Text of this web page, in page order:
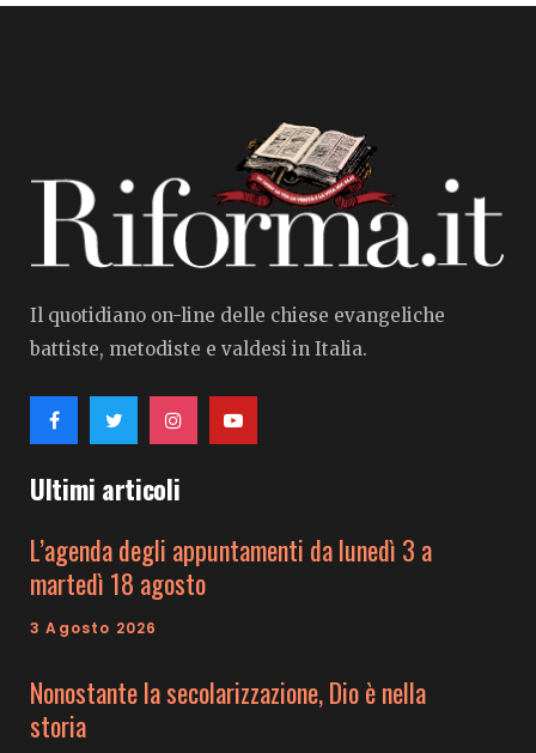
Il quotidiano on-line delle chiese evangeliche
battiste, metodiste e valdesi in Italia.
Ultimi articoli
L’agenda degli appuntamenti da lunedì 3 a
martedì 18 agosto
3 Agosto 2026
Nonostante la secolarizzazione, Dio è nella
storia